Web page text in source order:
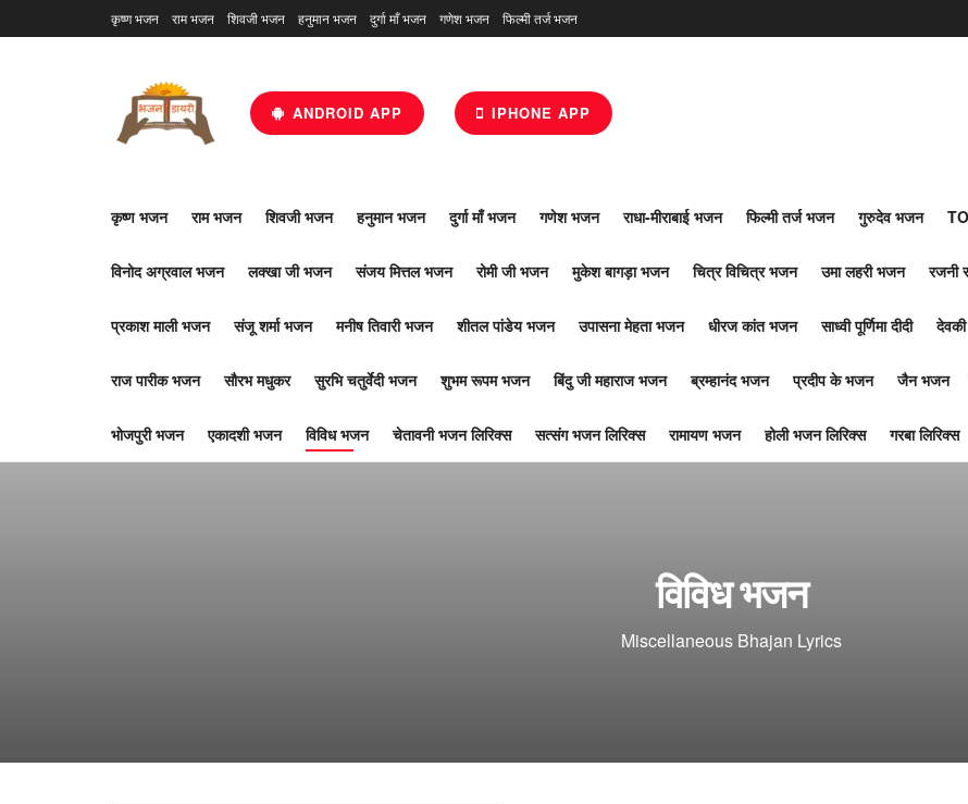
कृष्ण भजन राम भजन शिवजी भजन हनुमान भजन दुर्गा माँ भजन गणेश भजन फिल्मी तर्ज भजन
ANDROID APP IPHONE APP
कृष्ण भजन राम भजन शिवजी भजन हनुमान भजन दुर्गा माँ भजन गणेश भजन राधा-मीराबाई भजन फिल्मी तर्ज भजन गुरुदेव भजन
विनोद अग्रवाल भजन लक्खा जी भजन संजय मित्तल भजन रोमी जी भजन मुकेश बागड़ा भजन चित्र विचित्र भजन उमा लहरी भजन रजनी
प्रकाश माली भजन संजू शर्मा भजन मनीष तिवारी भजन शीतल पांडेय भजन उपासना मेहता भजन धीरज कांत भजन साध्वी पूर्णिमा दीदी
राज पारीक भजन सौरभ मधुकर सुरभि चतुर्वेदी भजन शुभम रूपम भजन बिंदु जी महाराज भजन ब्रम्हानंद भजन प्रदीप के भजन जैन भजन
भोजपुरी भजन एकादशी भजन विविध भजन चेतावनी भजन लिरिक्स सत्संग भजन लिरिक्स रामायण भजन होली भजन लिरिक्स गरबा लिरिक्स
विविध भजन
Miscellaneous Bhajan Lyrics